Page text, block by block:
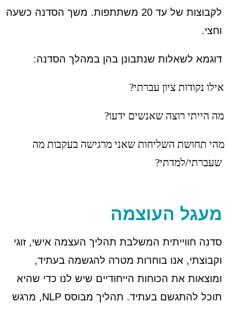
לקבוצות של עד 20 משתתפות. משך הסדנה כשעה
וחצי.
דוגמא לשאלות שנתבונן בהן במהלך הסדנה:
אילו נקודות ציון עברתי?
מה הייתי רוצה שאנשים ידעו?
מהי תחושת השליחות שאני מרגישה בעקבות מה
שעברתי/למדתי?
מעגל העוצמה
סדנה חווייתית המשלבת תהליך העצמה אישי, זוגי
וקבוצתי, אנו בוחרות מטרה להגשמה בעתיד,
ומוצאות את הכוחות הייחודיים שיש לנו כדי שהיא
תוכל להתגשם בעתיד. תהליך מבוסס NLP, מרגש